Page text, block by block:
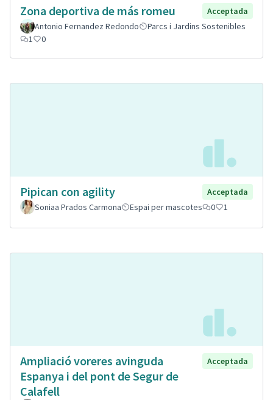
Zona deportiva de más romeu
Acceptada
Antonio Fernandez Redondo
Parcs i Jardins Sostenibles
1
0
Pipican con agility
Acceptada
Soniaa Prados Carmona
Espai per mascotes 0 1
Ampliació voreres avinguda
Espanya i del pont de Segur de
Calafell
Acceptada